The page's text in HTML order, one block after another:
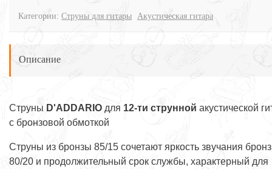
Категории: Струны для гитары Акустическая гитара
Описание
Струны D'ADDARIO для 12-ти струнной акустической
с бронзовой обмоткой
Струны из бронзы 85/15 сочетают яркость звучания
80/20 и продолжительный срок службы, характерный для